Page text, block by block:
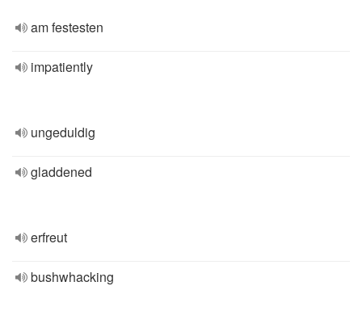
am festesten
impatiently
ungeduldig
gladdened
erfreut
bushwhacking